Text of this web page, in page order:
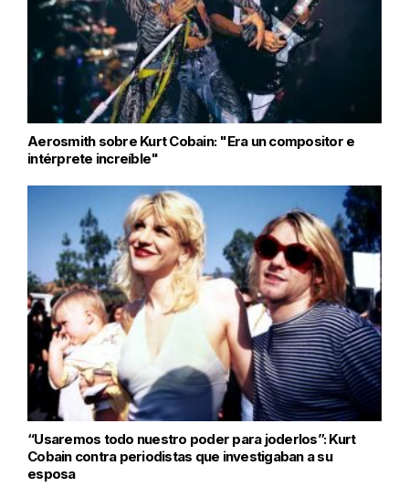
Aerosmith sobre Kurt Cobain: "Era un compositor e
intérprete increíble"
“Usaremos todo nuestro poder para joderlos”: Kurt
Cobain contra periodistas que investigaban a su
esposa